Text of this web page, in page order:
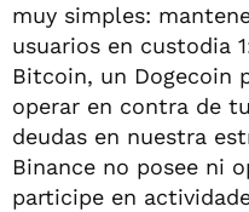
muy simples:
usuarios en custodia
Bitcoin, un Dogecoin
operar en contra de
deudas en nuestra
Binance no posee ni
participe en